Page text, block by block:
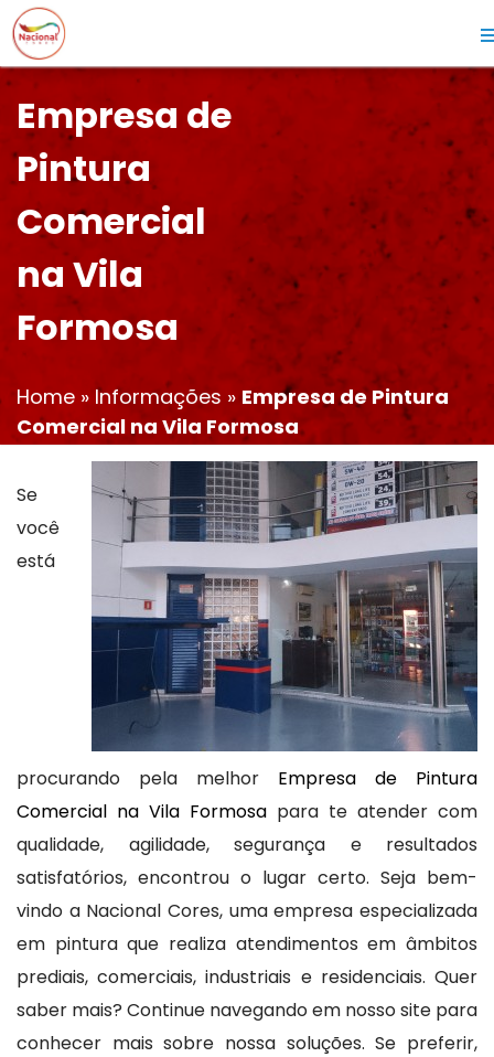
Empresa de
Pintura
Comercial
na Vila
Formosa
Home » Informações » Empresa de Pintura
Comercial na Vila Formosa
Se
você
está
procurando pela melhor Empresa de Pintura
Comercial na Vila Formosa para te atender com
qualidade, agilidade, segurança e resultados
satisfatórios, encontrou o lugar certo. Seja bem-
vindo a Nacional Cores, uma empresa especializada
em pintura que realiza atendimentos em âmbitos
prediais, comerciais, industriais e residenciais. Quer
saber mais? Continue navegando em nosso site para
conhecer mais sobre nossa soluções. Se preferir,